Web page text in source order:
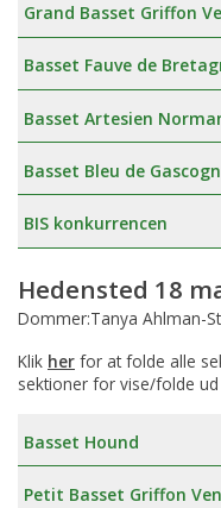
Grand Basset Griffon
Basset Fauve de
Basset Artesien
Basset Bleu de
BIS konkurrencen
Hedensted 18
Dommer:Tanya Ahlman-
Klik her for at folde alle
sektioner for vise/folde ud
Basset Hound
Petit Basset Griffon